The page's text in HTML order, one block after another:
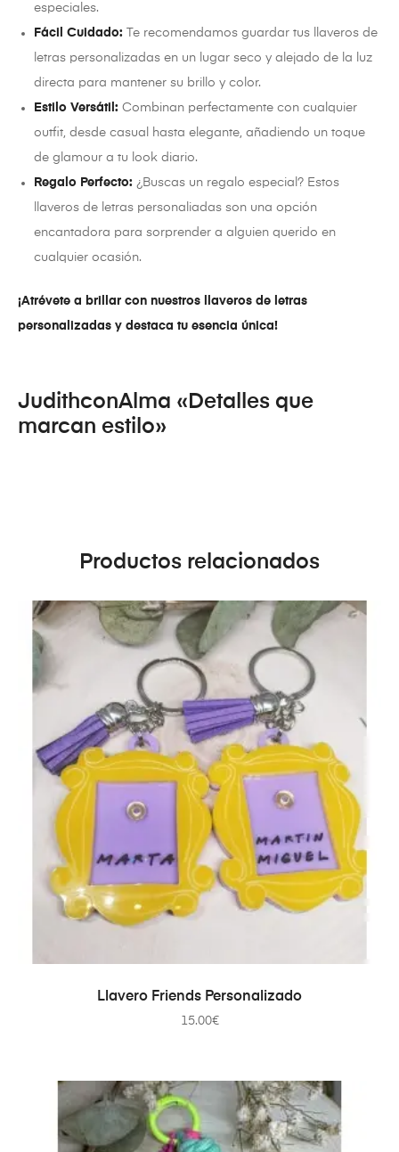
especiales.
Fácil Cuidado: Te recomendamos guardar tus llaveros de
letras personalizadas en un lugar seco y alejado de la luz
directa para mantener su brillo y color.
Estilo Versátil: Combinan perfectamente con cualquier
outfit, desde casual hasta elegante, añadiendo un toque
de glamour a tu look diario.
Regalo Perfecto: ¿Buscas un regalo especial? Estos
llaveros de letras personaliadas son una opción
encantadora para sorprender a alguien querido en
cualquier ocasión.
¡Atrévete a brillar con nuestros llaveros de letras
personalizadas y destaca tu esencia única!
JudithconAlma «Detalles que
marcan estilo»
Productos relacionados
AÑADIR AL CARRITO
Llavero Friends Personalizado
15.00€